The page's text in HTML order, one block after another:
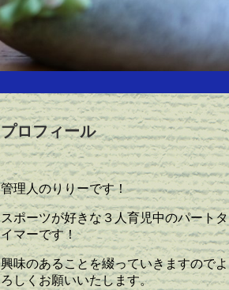
プロフィール
管理人のりりーです！
スポーツが好きな３人育児中のパートタ
イマーです！
興味のあることを綴っていきますのでよ
ろしくお願いいたします。